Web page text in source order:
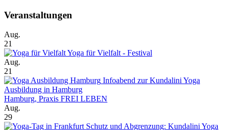
Veranstaltungen
Aug.
21
Yoga für Vielfalt - Festival
Aug.
21
Infoabend zur Kundalini Yoga
Ausbildung in Hamburg
Hamburg, Praxis FREI LEBEN
Aug.
29
Schutz und Abgrenzung: Kundalini Yoga